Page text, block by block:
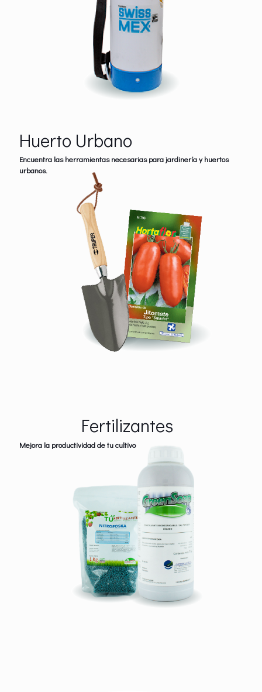
Huerto Urbano
Encuentra las herramientas necesarias para jardinería y huertos
urbanos.
Fertilizantes
Mejora la productividad de tu cultivo